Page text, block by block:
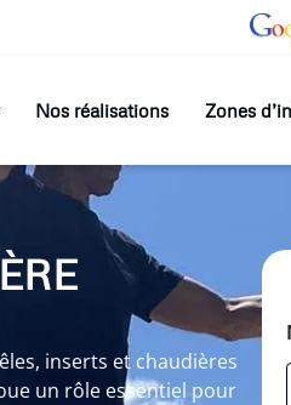
Nos réalisations Zones
inserts et chaudières
un rôle essentiel pour